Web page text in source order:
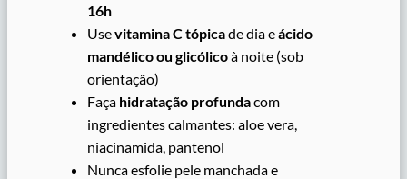
16h
Usevitamina C tópicade dia eácido
mandélico ou glicólicoà noite (sob
orientação)
Faça hidratação profundacom
ingredientes calmantes: aloe vera,
niacinamida, pantenol
Nunca esfolie pele manchada e